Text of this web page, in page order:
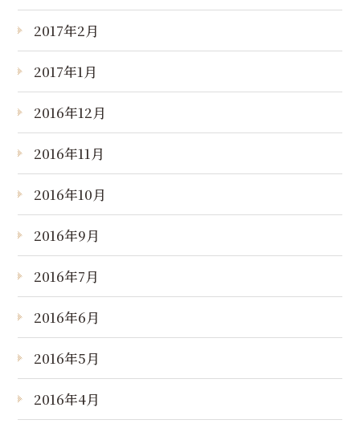
2017年2月
2017年1月
2016年12月
2016年11月
2016年10月
2016年9月
2016年7月
2016年6月
2016年5月
2016年4月